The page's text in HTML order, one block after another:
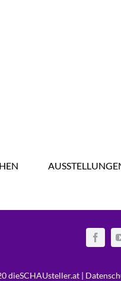
dieSCHAUsteller.at |